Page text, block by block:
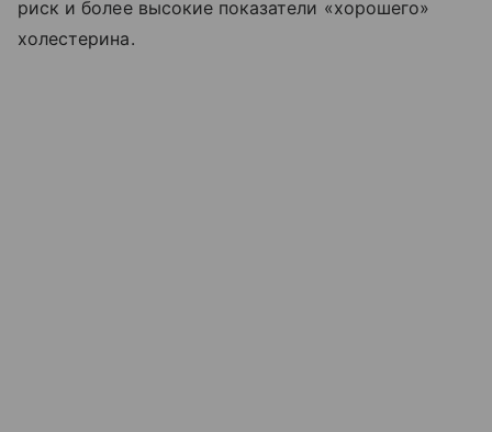
риск и более высокие показатели «хорошего»
холестерина.